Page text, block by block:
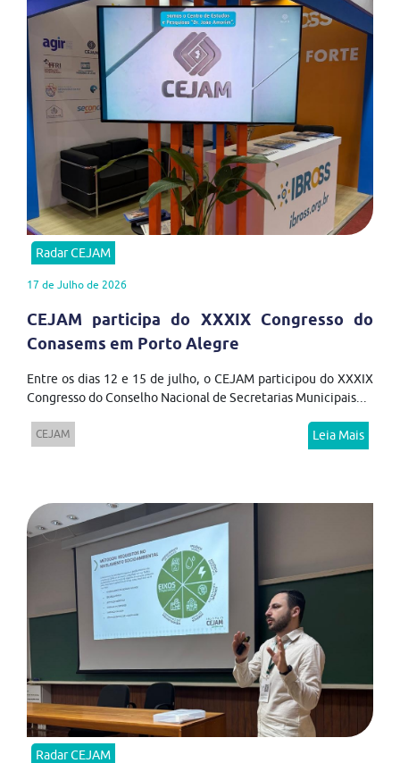
Radar CEJAM
17 de Julho de 2026
CEJAM participa do XXXIX Congresso do
Conasems em Porto Alegre
Entre os dias 12 e 15 de julho, o CEJAM participou do XXXIX
Congresso do Conselho Nacional de Secretarias Municipais...
CEJAM Leia Mais
Radar CEJAM